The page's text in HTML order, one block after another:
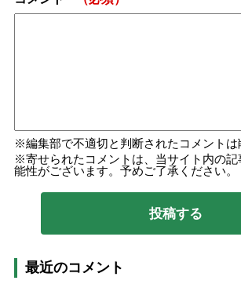
編集部で不適切と判断されたコメントは
寄せられたコメントは、当サイト内の
能性がございます。予めご了承ください。
最近のコメント